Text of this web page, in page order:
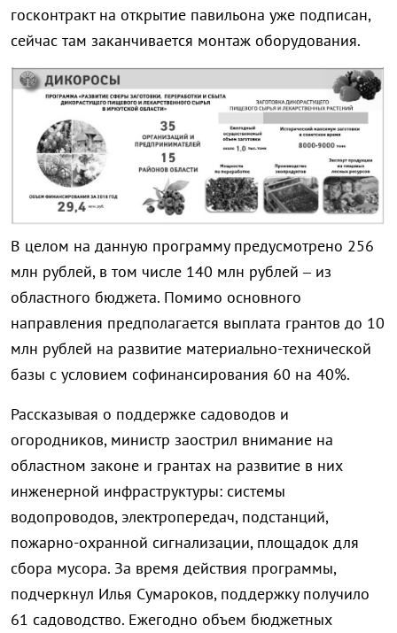
госконтракт на открытие павильона уже подписан,
сейчас там заканчивается монтаж оборудования.
В целом на данную программу предусмотрено 256
млн рублей, в том числе 140 млн рублей – из
областного бюджета. Помимо основного
направления предполагается выплата грантов до 10
млн рублей на развитие материально-технической
базы с условием софинансирования 60 на 40%.
Рассказывая о поддержке садоводов и
огородников, министр заострил внимание на
областном законе и грантах на развитие в них
инженерной инфраструктуры: системы
водопроводов, электропередач, подстанций,
пожарно-охранной сигнализации, площадок для
сбора мусора. За время действия программы,
подчеркнул Илья Сумароков, поддержку получило
61 садоводство. Ежегодно объем бюджетных